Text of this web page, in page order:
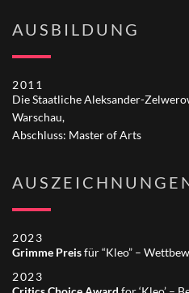
AUSBILDUNG
2011
Die Staatliche Aleksander-
Warschau,
Abschluss: Master of Arts
2023
Grimme Preisfür “Kleo” –
2023